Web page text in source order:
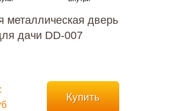
металлическая дверь
дачи DD-007
Купить